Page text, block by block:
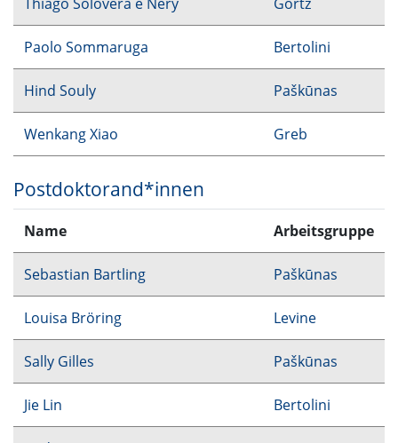
Paolo Sommaruga Bertolini
Hind Souly Paškūnas
Wenkang Xiao Greb
Postdoktorand*innen
Name Arbeitsgruppe
Sebastian Bartling Paškūnas
Louisa Bröring Levine
Sally Gilles Paškūnas
Jie Lin Bertolini